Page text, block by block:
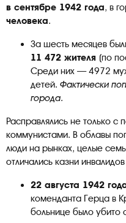
в сентябре 1942 года, в
человека.
За шесть месяцев
11 472 жителя (по
Среди них — 4972
детей. Фактически
города.
Расправлялись не только с
коммунистами. В облавы
люди на рынках, целые
отличались казни
22 августа 1942
коменданта Герца в
больнице было убито